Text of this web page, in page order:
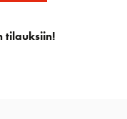
tilauksiin!